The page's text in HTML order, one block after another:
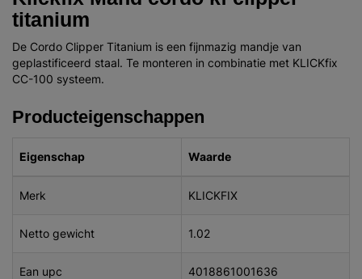
titanium
De Cordo Clipper Titanium is een fijnmazig mandje van
geplastificeerd staal. Te monteren in combinatie met KLICKfix
CC-100 systeem.
Producteigenschappen
Eigenschap Waarde
Merk KLICKFIX
Netto gewicht 1.02
Ean upc 4018861001636